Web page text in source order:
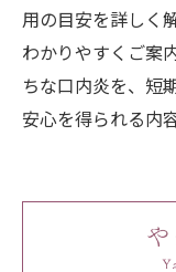
用の目安を詳しく
わかりやすくご案
ちな口内炎を、短
安心を得られる内